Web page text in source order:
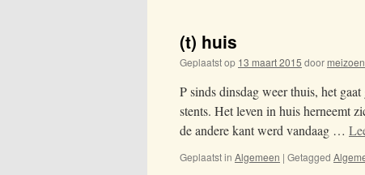
(t) huis
Geplaatst op 13 maart 2015 doormeizoen
P sinds dinsdag weer thuis, het
stents. Het leven in huis herneemt
de andere kant werd vandaag …
Geplaatst in Algemeen | Getagged